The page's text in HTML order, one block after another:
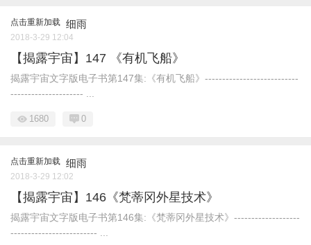
点击重新加载 细雨
2018-3-29 12:04
【揭露宇宙】147 《有机飞船》
揭露宇宙文字版电子书第147集:《有机飞船》---------------------------
--------------------- ...
1680 0
点击重新加载 细雨
2018-3-29 12:02
【揭露宇宙】146《梵蒂冈外星技术》
揭露宇宙文字版电子书第146集:《梵蒂冈外星技术》-------------------
------------------------- ...